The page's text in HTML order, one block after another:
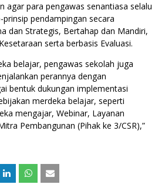
agar para pengawas senantiasa selalu
pendampingan secara
dan Strategis, Bertahap dan Mandiri,
serta berbasis Evaluasi.
belajar, pengawas sekolah juga
perannya dengan
bentuk dukungan implementasi
merdeka belajar, seperti
mengajar, Webinar, Layanan
Pembangunan (Pihak ke 3/CSR),”